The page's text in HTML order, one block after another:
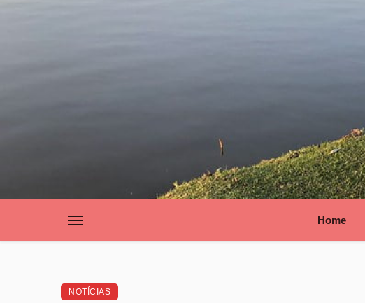
Home
NOTÍCIAS